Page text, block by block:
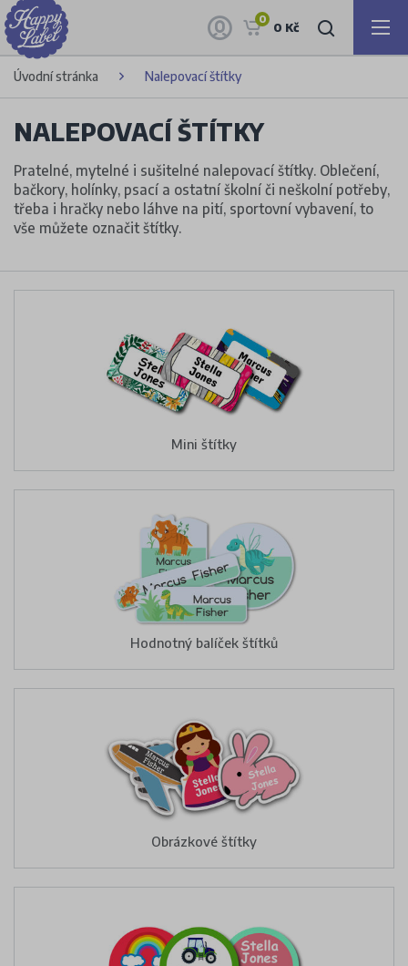
0
0 Kč
Úvodní stránka Nalepovací štítky
NALEPOVACÍ ŠTÍTKY
Pratelné, mytelné i sušitelné nalepovací štítky. Oblečení,
bačkory, holínky, psací a ostatní školní či neškolní potřeby,
třeba i hračky nebo láhve na pití, sportovní vybavení, to
vše můžete označit štítky.
Mini štítky
Hodnotný balíček štítků
Obrázkové štítky